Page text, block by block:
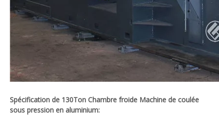
Spécification de 130Ton Chambre froide Machine de coulée
sous pression en aluminium: